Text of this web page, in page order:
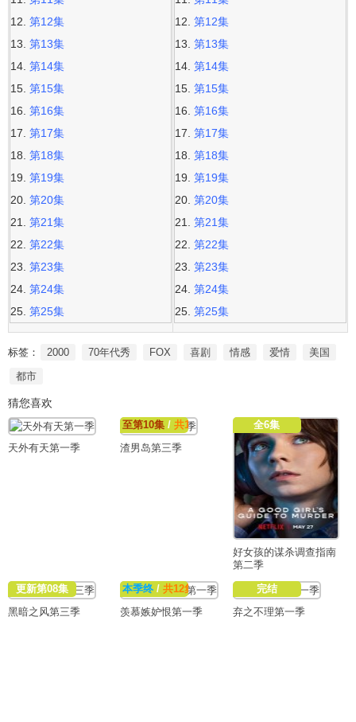
第12集
第13集
第14集
第15集
第16集
第17集
第18集
第19集
第20集
第21集
第22集
第23集
第24集
第25集
第12集
第13集
第14集
第15集
第16集
第17集
第18集
第19集
第20集
第21集
第22集
第23集
第24集
第25集
标签： 2000 70年代秀 FOX 喜剧 情感 爱情
美国
都市
猜您喜欢
天外有天第一季
至第10集 /共10集
渣男岛第三季
全6集
好女孩的谋杀调查指南
第二季
更新第08集
黑暗之风第三季
本季终 /共12集
羡慕嫉妒恨第一季
完结
弃之不理第一季